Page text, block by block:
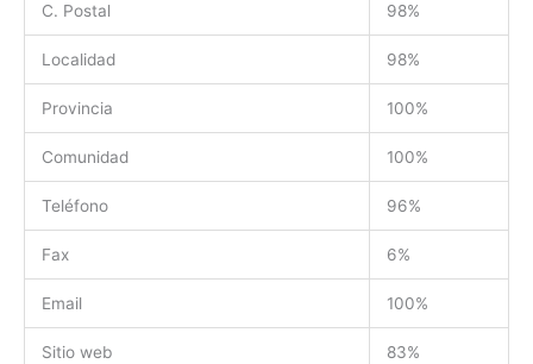
C. Postal 98%
Localidad 98%
Provincia 100%
Comunidad 100%
Teléfono 96%
Fax 6%
Email 100%
Sitio web 83%